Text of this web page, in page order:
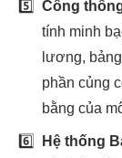
5️⃣ Cổng
tính minh
lương,
phần củng
bằng của
6️⃣ Hệ thống